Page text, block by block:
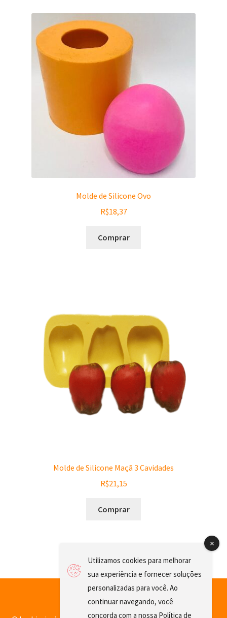
Molde de Silicone Ovo
R$18,37
Comprar
Molde de Silicone Maçã 3 Cavidades
R$21,15
Comprar
Utilizamos cookies para melhorar
sua experiência e fornecer soluções
personalizadas para você. Ao
continuar navegando, você
concorda com a nossa Política de